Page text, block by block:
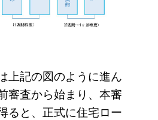
上記の図のように進ん
審査から始まり、本審
ると、正式に住宅ロー